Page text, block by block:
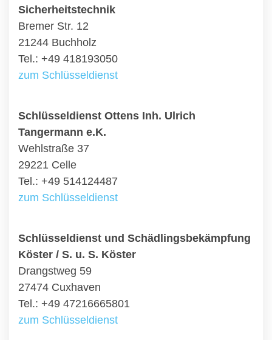
Sicherheitstechnik
Bremer Str. 12
21244 Buchholz
Tel.: +49 418193050
zum Schlüsseldienst
Schlüsseldienst Ottens Inh. Ulrich
Tangermann e.K.
Wehlstraße 37
29221 Celle
Tel.: +49 514124487
zum Schlüsseldienst
Schlüsseldienst und Schädlingsbekämpfung
Köster / S. u. S. Köster
Drangstweg 59
27474 Cuxhaven
Tel.: +49 47216665801
zum Schlüsseldienst